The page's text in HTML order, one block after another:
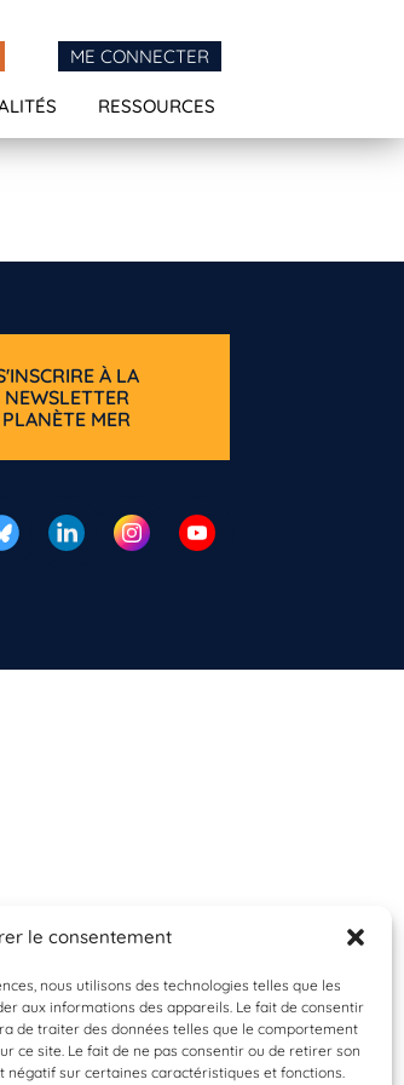
le consentement
nous utilisons des technologies telles que les
aux informations des appareils. Le fait de consentir
de traiter des données telles que le comportement
ce site. Le fait de ne pas consentir ou de retirer son
sur certaines caractéristiques et fonctions.
ME CONNECTER
RESSOURCES
À LA
NEWSLETTER
PLANÈTE MER